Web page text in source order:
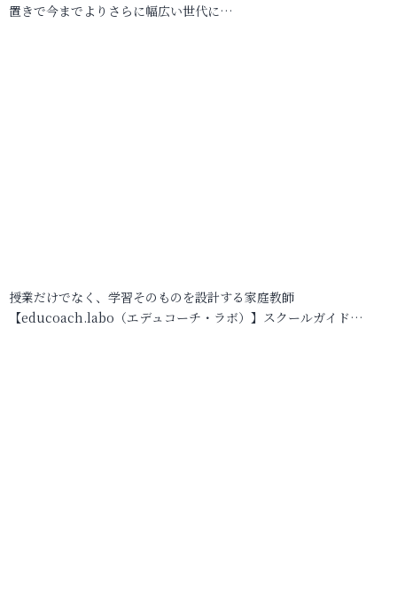
置きで今までよりさらに幅広い世代に…
授業だけでなく、学習そのものを設計する家庭教師
【educoach.labo（エデュコーチ・ラボ）】スクールガイド…